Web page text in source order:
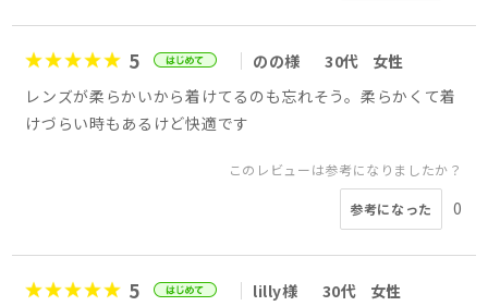
5 のの様 30代
女性
レンズが柔らかいから着けてるのも忘れそう。柔らかくて着
けづらい時もあるけど快適です
このレビューは参考になりましたか？
参考になった 0
5 lilly様 30代
女性